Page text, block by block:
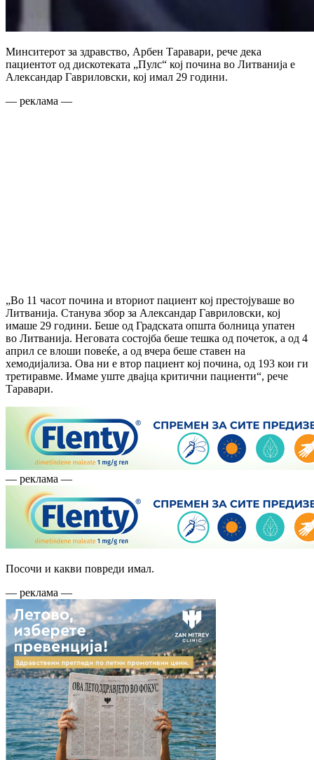
Минситерот за здравство, Арбен Таравари, рече дека
пациентот од дискотеката „Пулс“ кој почина во Литванија е
Александар Гавриловски, кој имал 29 години.
— реклама —
„Во 11 часот почина и вториот пациент кој престојуваше во
Литванија. Станува збор за Александар Гавриловски, кој
имаше 29 години. Беше од Градската општа болница упатен
во Литванија. Неговата состојба беше тешка од почеток, а од 4
април се влоши повеќе, а од вчера беше ставен на
хемодијализа. Ова ни е втор пациент кој почина, од 193 кои ги
третиравме. Имаме уште двајца критични пациенти“, рече
Таравари.
— реклама —
Посочи и какви повреди имал.
— реклама —